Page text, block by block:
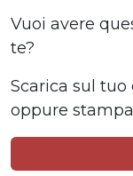
Vuoi avere
te?
Scarica sul tuo
oppure